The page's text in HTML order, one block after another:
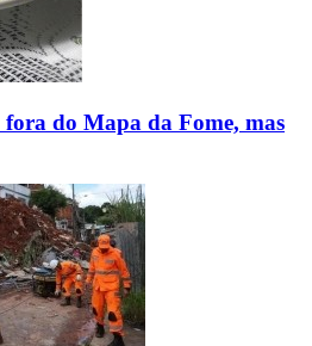
do Mapa da Fome, mas